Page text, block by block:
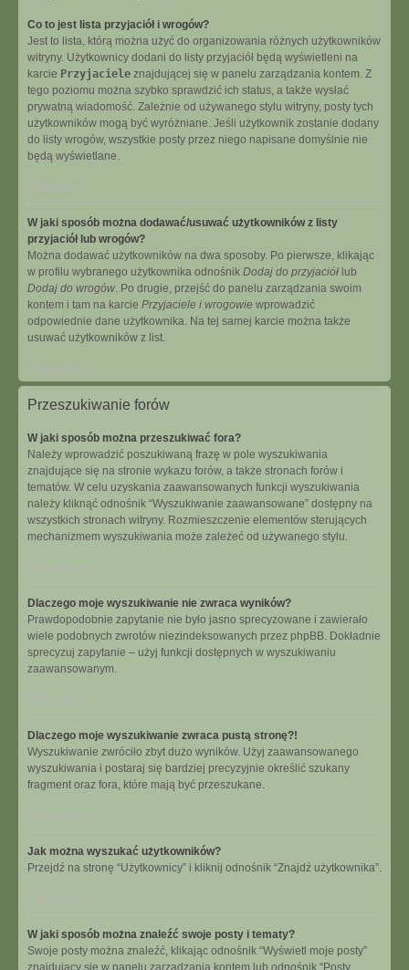
Co to jest lista przyjaciół i wrogów?
Jest to lista, którą można użyć do organizowania różnych użytkowników
witryny. Użytkownicy dodani do listy przyjaciół będą wyświetleni na
karcie Przyjaciele znajdującej się w panelu zarządzania kontem. Z
tego poziomu można szybko sprawdzić ich status, a także wysłać
prywatną wiadomość. Zależnie od używanego stylu witryny, posty tych
użytkowników mogą być wyróżniane. Jeśli użytkownik zostanie dodany
do listy wrogów, wszystkie posty przez niego napisane domyślnie nie
będą wyświetlane.
Na górę
W jaki sposób można dodawać/usuwać użytkowników z listy
przyjaciół lub wrogów?
Można dodawać użytkowników na dwa sposoby. Po pierwsze, klikając
w profilu wybranego użytkownika odnośnik Dodaj do przyjaciół lub
Dodaj do wrogów. Po drugie, przejść do panelu zarządzania swoim
kontem i tam na karcie Przyjaciele i wrogowie wprowadzić
odpowiednie dane użytkownika. Na tej samej karcie można także
usuwać użytkowników z list.
Na górę
Przeszukiwanie forów
W jaki sposób można przeszukiwać fora?
Należy wprowadzić poszukiwaną frazę w pole wyszukiwania
znajdujące się na stronie wykazu forów, a także stronach forów i
tematów. W celu uzyskania zaawansowanych funkcji wyszukiwania
należy kliknąć odnośnik “Wyszukiwanie zaawansowane” dostępny na
wszystkich stronach witryny. Rozmieszczenie elementów sterujących
mechanizmem wyszukiwania może zależeć od używanego stylu.
Dlaczego moje wyszukiwanie nie zwraca wyników?
Prawdopodobnie zapytanie nie było jasno sprecyzowane i zawierało
wiele podobnych zwrotów niezindeksowanych przez phpBB. Dokładnie
sprecyzuj zapytanie – użyj funkcji dostępnych w wyszukiwaniu
zaawansowanym.
Dlaczego moje wyszukiwanie zwraca pustą stronę?!
Wyszukiwanie zwróciło zbyt dużo wyników. Użyj zaawansowanego
wyszukiwania i postaraj się bardziej precyzyjnie określić szukany
fragment oraz fora, które mają być przeszukane.
Jak można wyszukać użytkowników?
Przejdź na stronę “Użytkownicy” i kliknij odnośnik “Znajdź użytkownika”.
W jaki sposób można znaleźć swoje posty i tematy?
Swoje posty można znaleźć, klikając odnośnik “Wyświetl moje posty”
znajdujący się w panelu zarządzania kontem lub odnośnik “Posty